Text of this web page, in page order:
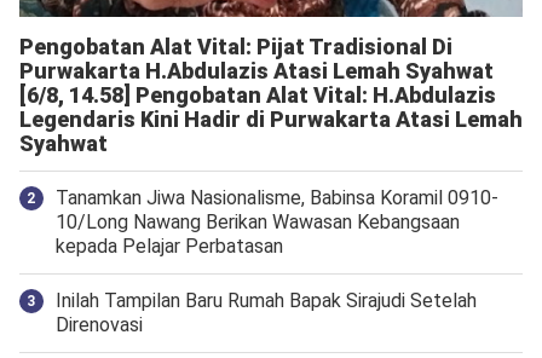
Pengobatan Alat Vital: Pijat Tradisional Di
Purwakarta H.Abdulazis Atasi Lemah Syahwat
[6/8, 14.58] Pengobatan Alat Vital: H.Abdulazis
Legendaris Kini Hadir di Purwakarta Atasi Lemah
Syahwat
Tanamkan Jiwa Nasionalisme, Babinsa Koramil 0910-
10/Long Nawang Berikan Wawasan Kebangsaan
kepada Pelajar Perbatasan
Inilah Tampilan Baru Rumah Bapak Sirajudi Setelah
Direnovasi